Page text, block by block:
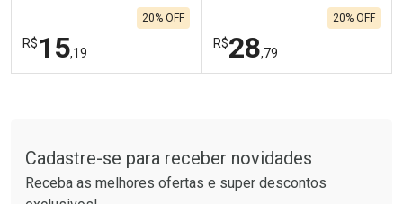
Por R$ 664,02/cada
Por R$ 454,71/cada
R$15,19
20% OFF
Laboratório
Por Menos
R$28,79
20% OFF
Laboratório
Por Menos
Cadastre-se para receber novidades
Receba as melhores ofertas e super descontos